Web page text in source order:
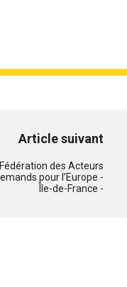
Article suivant
Fédération des Acteurs
pour l’Europe -
Île-de-France -